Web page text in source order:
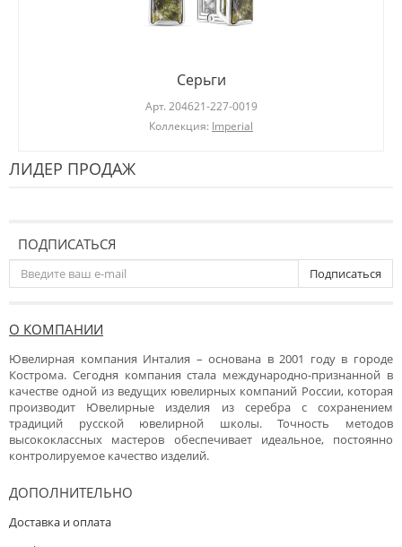
Серьги
Арт. 204621-227-0019
Коллекция: Imperial
ЛИДЕР ПРОДАЖ
ПОДПИСАТЬСЯ
Подписаться
О КОМПАНИИ
Ювелирная компания Инталия – основана в 2001 году в городе
Кострома. Сегодня компания стала международно-признанной в
качестве одной из ведущих ювелирных компаний России, которая
производит Ювелирные изделия из серебра с сохранением
традиций русской ювелирной школы. Точность методов
высококлассных мастеров обеспечивает идеальное, постоянно
контролируемое качество изделий.
ДОПОЛНИТЕЛЬНО
Доставка и оплата